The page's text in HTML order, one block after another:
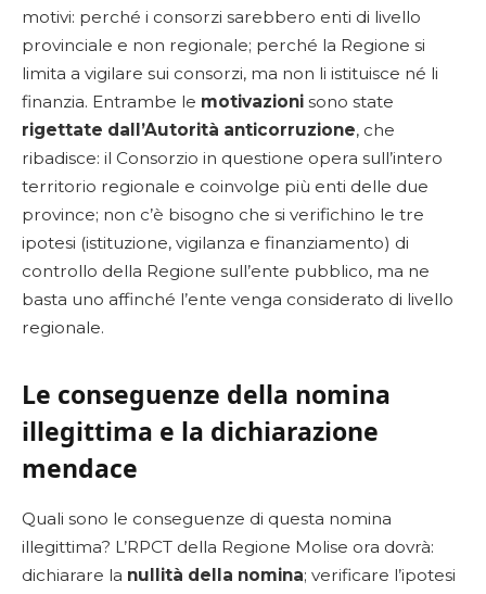
motivi: perché i consorzi sarebbero enti di livello
provinciale e non regionale; perché la Regione si
limita a vigilare sui consorzi, ma non li istituisce né li
finanzia. Entrambe le motivazioni sono state
rigettate dall’Autorità anticorruzione, che
ribadisce: il Consorzio in questione opera sull’intero
territorio regionale e coinvolge più enti delle due
province; non c’è bisogno che si verifichino le tre
ipotesi (istituzione, vigilanza e finanziamento) di
controllo della Regione sull’ente pubblico, ma ne
basta uno affinché l’ente venga considerato di livello
regionale.
Le conseguenze della nomina
illegittima e la dichiarazione
mendace
Quali sono le conseguenze di questa nomina
illegittima? L’RPCT della Regione Molise ora dovrà:
dichiarare la nullità della nomina; verificare l’ipotesi